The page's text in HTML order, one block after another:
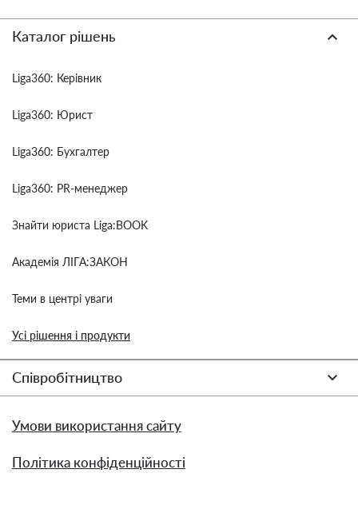
Каталог рішень
Liga360: Керівник
Liga360: Юрист
Liga360: Бухгалтер
Liga360: PR-менеджер
Знайти юриста Liga:BOOK
Академія ЛІГА:ЗАКОН
Теми в центрі уваги
Усі рішення і продукти
Співробітництво
Умови використання сайту
Політика конфіденційності